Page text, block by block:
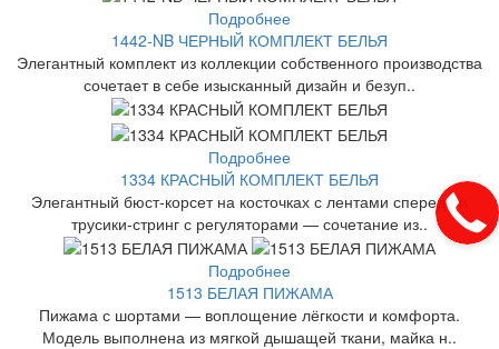
Подробнее
1442-NB ЧЕРНЫЙ КОМПЛЕКТ БЕЛЬЯ
Элегантный комплект из коллекции собственного производства
сочетает в себе изысканный дизайн и безуп..
Подробнее
1334 КРАСНЫЙ КОМПЛЕКТ БЕЛЬЯ
Элегантный бюст-корсет на косточках с лентами спереди и
трусики-стринг с регуляторами — сочетание из..
Подробнее
1513 БЕЛАЯ ПИЖАМА
Пижама с шортами — воплощение лёгкости и комфорта.
Модель выполнена из мягкой дышащей ткани, майка н..